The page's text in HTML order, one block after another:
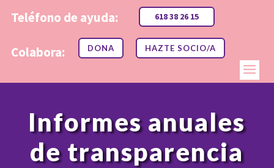
Teléfono de ayuda:
Colabora:
618 38 26 15
DONA HAZTE SOCIO/A
Informes anuales
de transparencia